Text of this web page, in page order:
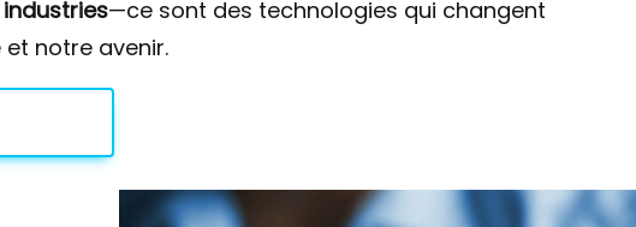
—ce sont des technologies qui changent
notre avenir.